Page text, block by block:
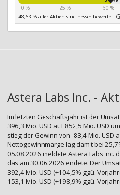
0 % 25 % 50 %
48,63 % aller Aktien sind besser bewertet.
Astera Labs Inc. -
Im letzten Geschäftsjahr ist der
396,3 Mio. USD auf 852,5 Mio. USD
stieg der Gewinn von -83,4 Mio. USD
Nettogewinnmarge lag damit bei
05.08.2026 meldete Astera Labs Inc.
das am 30.06.2026 endete. Der
392,4 Mio. USD (+104,5% ggü.
153,1 Mio. USD (+198,9% ggü.